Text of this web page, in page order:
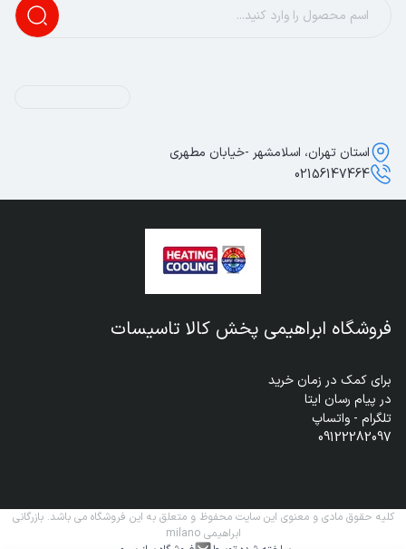
فروشگاه ابراهیمی پخش کالا تاسیسات
09122282097
استان تهران، اسلامشهر -خیابان مطهری
02156147464
کلیه حقوق مادی و معنوی این سایت محفوظ و متعلق به این فروشگاه می باشد. بازرگانی
ابراهیمی milano